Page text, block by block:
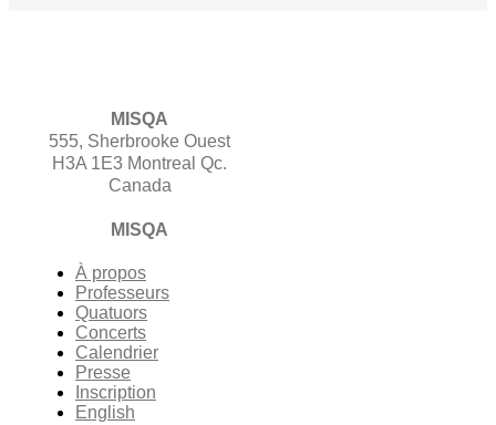
MISQA
555, Sherbrooke Ouest
H3A 1E3 Montreal Qc.
Canada
MISQA
À propos
Professeurs
Quatuors
Concerts
Calendrier
Presse
Inscription
English